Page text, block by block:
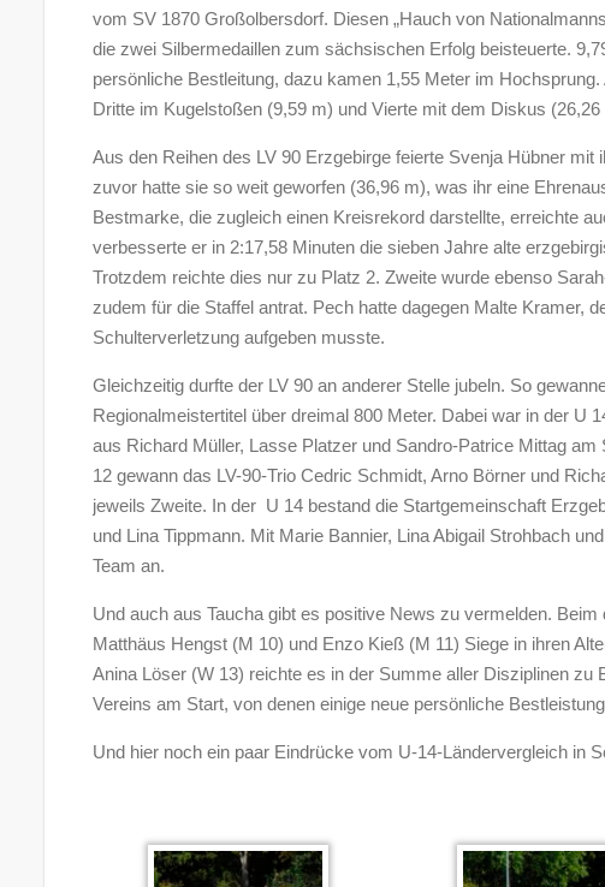
vom SV 1870 Großolbersdorf. Diesen „Hauch von
die zwei Silbermedaillen zum sächsischen Erfolg beisteuerte.
persönliche Bestleitung, dazu kamen 1,55 Meter im
Dritte im Kugelstoßen (9,59 m) und Vierte mit dem Diskus
Aus den Reihen des LV 90 Erzgebirge feierte Svenja Hübner
zuvor hatte sie so weit geworfen (36,96 m), was ihr eine
Bestmarke, die zugleich einen Kreisrekord darstellte, erreichte
verbesserte er in 2:17,58 Minuten die sieben Jahre alte
Trotzdem reichte dies nur zu Platz 2. Zweite wurde ebenso
zudem für die Staffel antrat. Pech hatte dagegen Malte Kramer,
Schulterverletzung aufgeben musste.
Gleichzeitig durfte der LV 90 an anderer Stelle jubeln. So
Regionalmeistertitel über dreimal 800 Meter. Dabei war in der U
aus Richard Müller, Lasse Platzer und Sandro-Patrice Mittag
12 gewann das LV-90-Trio Cedric Schmidt, Arno Börner und
jeweils Zweite. In der U 14 bestand die Startgemeinschaft
und Lina Tippmann. Mit Marie Bannier, Lina Abigail Strohbach
Team an.
Und auch aus Taucha gibt es positive News zu vermelden.
Matthäus Hengst (M 10) und Enzo Kieß (M 11) Siege in ihren
Anina Löser (W 13) reichte es in der Summe aller Disziplinen
Vereins am Start, von denen einige neue persönliche
Und hier noch ein paar Eindrücke vom U-14-Ländervergleich in